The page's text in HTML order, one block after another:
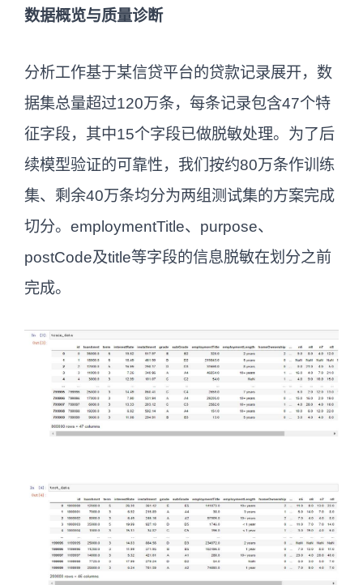
数据概览与质量诊断
分析工作基于某信贷平台的贷款记录展开，数
据集总量超过120万条，每条记录包含47个特
征字段，其中15个字段已做脱敏处理。为了后
续模型验证的可靠性，我们按约80万条作训练
集、剩余40万条均分为两组测试集的方案完成
切分。employmentTitle、purpose、
postCode及title等字段的信息脱敏在划分之前
完成。